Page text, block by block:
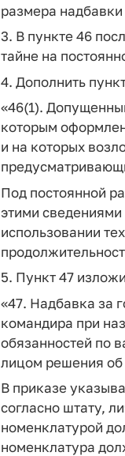
размера надбавки
3. В пункте 46
тайне на
4. Дополнить
«46(1).
которым
и на которых
Под постоянной
этими
использовании
5. Пункт 47
«47. Надбавка за
командира при
обязанностей по
лицом решения об
В приказе
согласно штату,
номенклатурой
номенклатура